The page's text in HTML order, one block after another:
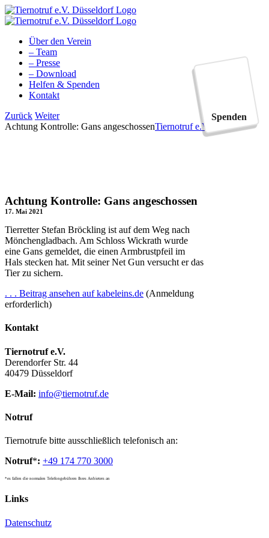
Zum
Inhalt
Über den Verein
– Team
– Presse
– Download
Helfen & Spenden
Kontakt
Facebook
YouTube
Instagram
Tiktok
Zurück Weiter
Achtung Kontrolle: Gans angeschossenTiernotruf e.V.
Achtung Kontrolle: Gans angeschossen
17. Mai 2021
Tierretter Stefan Bröckling ist auf dem Weg nach
Mönchengladbach. Am Schloss Wickrath wurde
eine Gans gemeldet, die einen Armbrustpfeil im
Hals stecken hat. Mit seiner Net Gun versucht er das
Tier zu sichern.
. . . Beitrag ansehen auf kabeleins.de (Anmeldung
erforderlich)
Kontakt
Tiernotruf e.V.
Derendorfer Str. 44
40479 Düsseldorf
E-Mail: info@tiernotruf.de
Notruf
Tiernotrufe bitte ausschließlich telefonisch an:
Notruf*: +49 174 770 3000
*es fallen die normalen Telefongebühren Ihres Anbieters an
Links
Datenschutz
Spenden